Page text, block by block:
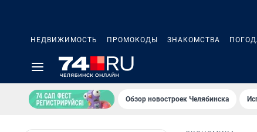
НЕДВИЖИМОСТЬ ПРОМОКОДЫ ЗНАКОМСТВА
Обзор новостроек Челябинска